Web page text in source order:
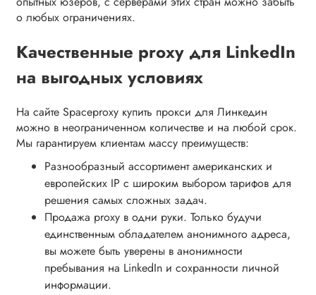
о любых ограничениях.
Качественные proxy для LinkedIn
на выгодных условиях
На сайте Spaceproxy купить прокси для Линкедин
можно в неограниченном количестве и на любой срок.
Мы гарантируем клиентам массу преимуществ:
Разнообразный ассортимент американских и
европейских IP с широким выбором тарифов для
решения самых сложных задач.
Продажа proxy в одни руки. Только будучи
единственным обладателем анонимного адреса,
вы можете быть уверены в анонимности
пребывания на LinkedIn и сохранности личной
информации.